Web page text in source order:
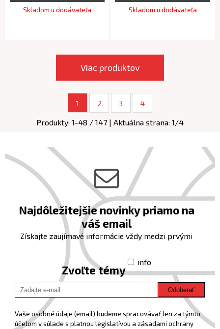
Skladom u dodávateľa Skladom u dodávateľa
Viac produktov
1 2 3 4
Produkty: 1-48 / 147 | Aktuálna strana: 1/4
Najdôležitejšie novinky priamo na
váš email
Získajte zaujímavé informácie vždy medzi prvými
Zvoľte témy
info
Odoberať
Vaše osobné údaje (email) budeme spracovávať len za týmto
účelom v súlade s platnou legislatívou a zásadami ochrany